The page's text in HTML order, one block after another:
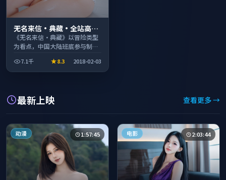
无名来信·典藏·全站高分
推荐节奏紧凑值得追看
《无名来信·典藏》以冒险类型
为看点，中国大陆班底参与制
休闲时段观看。
7.1千 8.3 2018-02-03
最新上映 查看更多 →
动漫 1:57:45 电影 2:03:44